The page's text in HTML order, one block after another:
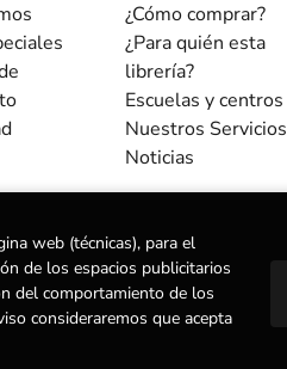
¿Cómo comprar?
¿Para quién esta
librería?
Escuelas y centros
Nuestros Servicios
Noticias
web (técnicas), para el
de los espacios publicitarios
del comportamiento de los
consideraremos que acepta